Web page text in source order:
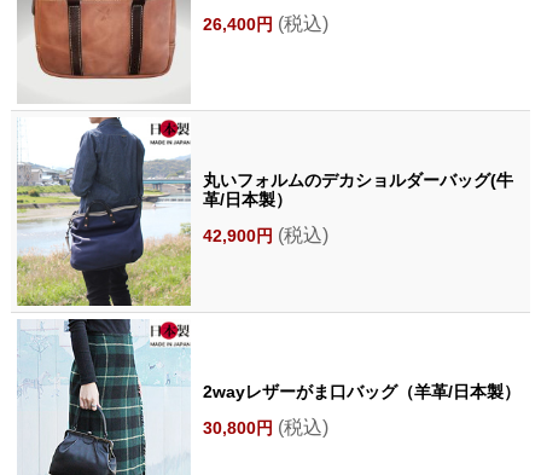
26,400円 (税込)
丸いフォルムのデカショルダーバッグ(牛
革/日本製）
42,900円 (税込)
2wayレザーがま口バッグ（羊革/日本製）
30,800円 (税込)